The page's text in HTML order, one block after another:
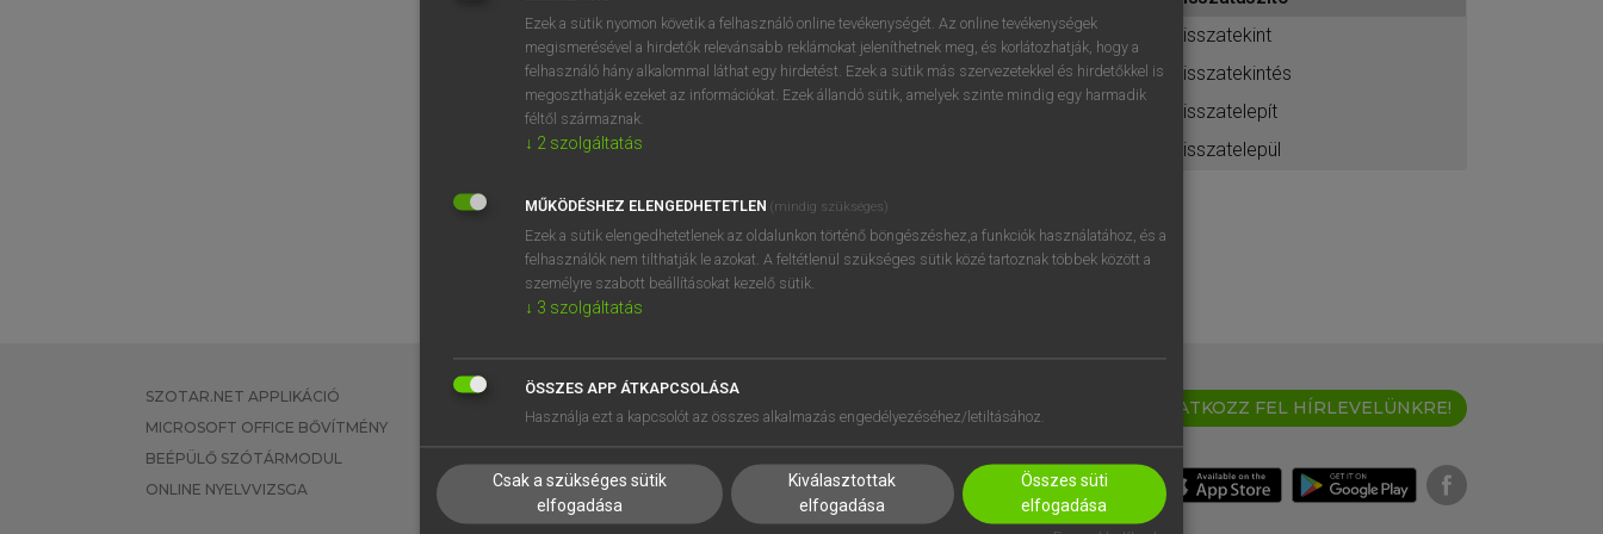
BELÉPÉS
próbaverziójának elindításához
regisztrálok ésbelépek.
REGISZTRÁCIÓ
visszatekint
visszatekintés
visszatelepít
visszatelepül
SZOTAR.NET APPLIKÁCIÓ
MICROSOFT OFFICE BŐVÍTMÉNY
BEÉPÜLŐ SZÓTÁRMODUL
ONLINE NYELVVIZSGA
EGYÉNI FELHASZNÁLÓKNAK
TANULÓKNAK
VÁLLALATI MEGOLDÁSOK
SÚGÓ
RÓLUNK
SÜTI BEÁLLÍTÁSOK
IRATKOZZ FEL HÍRLEVELÜNKRE!
Ezek a sütik nyomon követik a felhasználó online tevékenységét. Az online tevékenységek
megismerésével a hirdetők relevánsabb reklámokat jeleníthetnek meg, és korlátozhatják, hogy a
felhasználó hány alkalommal láthat egy hirdetést. Ezek a sütik más szervezetekkel és hirdetőkkel is
megoszthatják ezeket az információkat. Ezek állandó sütik, amelyek szinte mindig egy harmadik
féltől származnak.
↓ 2 szolgáltatás
MŰKÖDÉSHEZ ELENGEDHETETLEN (mindig szükséges)
Ezek a sütik elengedhetetlenek az oldalunkon történő böngészéshez,a funkciók használatához, és a
felhasználók nem tilthatják le azokat. A feltétlenül szükséges sütik közé tartoznak többek között a
személyre szabott beállításokat kezelő sütik.
↓ 3 szolgáltatás
ÖSSZES APP ÁTKAPCSOLÁSA
Használja ezt a kapcsolót az összes alkalmazás engedélyezéséhez/letiltásához.
Csak a szükséges sütik
elfogadása
Kiválasztottak
elfogadása
Összes süti
elfogadása